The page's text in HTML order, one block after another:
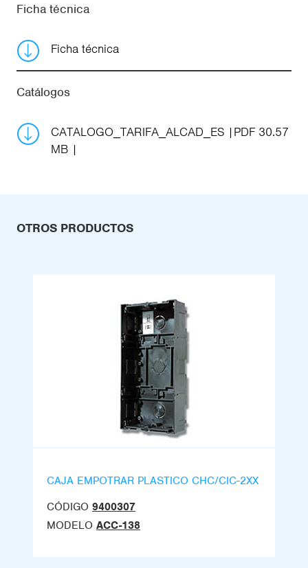
Ficha técnica
Ficha técnica
Catálogos
CATALOGO_TARIFA_ALCAD_ES
PDF 30.57
MB
OTROS PRODUCTOS
CAJA EMPOTRAR PLASTICO CHC/CIC-2XX
CÓDIGO 9400307
MODELO ACC-138